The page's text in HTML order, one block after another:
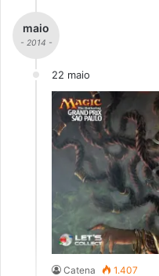
maio
- 2014 -
22 maio
Catena 1.407